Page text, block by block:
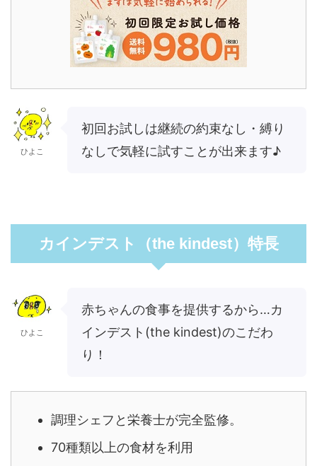
ひよこ
初回お試しは継続の約束なし・縛り
なしで気軽に試すことが出来ます♪
カインデスト（the kindest）特長
ひよこ
赤ちゃんの食事を提供するから…カ
インデスト(the kindest)のこだわ
り！
調理シェフと栄養士が完全監修。
70種類以上の食材を利用